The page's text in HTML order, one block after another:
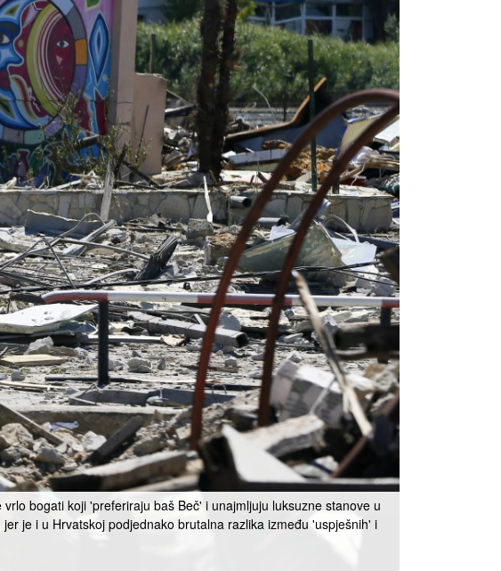
bogati koji 'preferiraju baš Beč' i unajmljuju luksuzne stanove u
je i u Hrvatskoj podjednako brutalna razlika između 'uspješnih' i